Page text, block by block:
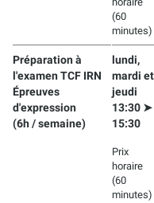
(60
minutes)
Préparation à
l'examen TCF IRN
Épreuves
d'expression
(6h / semaine)
lundi,
mardi et
jeudi
13:30 ➤
15:30
Prix
horaire
(60
minutes)